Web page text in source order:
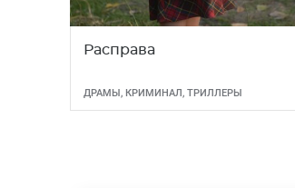
Расправа
ДРАМЫ, КРИМИНАЛ, ТРИЛЛЕРЫ